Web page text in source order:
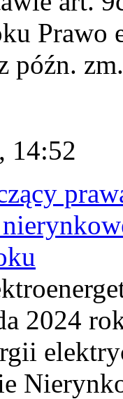
Prawo
późn.
14:52
2024